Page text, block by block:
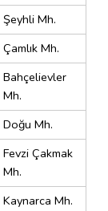
Şeyhli Mh.
Çamlık Mh.
Bahçelievler
Mh.
Doğu Mh.
Fevzi Çakmak
Mh.
Kaynarca Mh.